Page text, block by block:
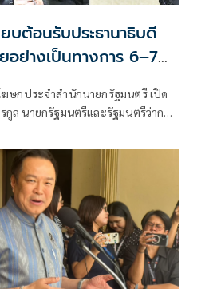
บต้อนรับประธานาธิบดี
อย่างเป็นทางการ 6–7
ฆษกประจำสำนักนายกรัฐมนตรี เปิด
ล นายกรัฐมนตรีและรัฐมนตรีว่าการ